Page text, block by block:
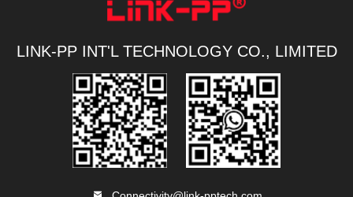
LINK-PP INT'L TECHNOLOGY CO., LIMITED